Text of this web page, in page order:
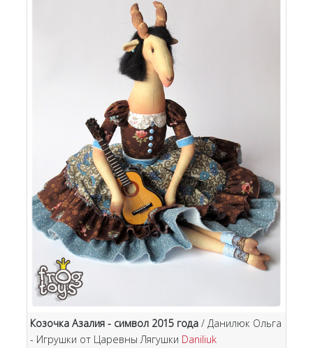
Козочка Азалия - символ 2015 года / Данилюк Ольга
- Игрушки от Царевны Лягушки Daniliuk